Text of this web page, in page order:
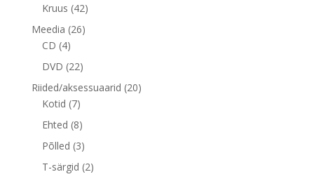
toodet
Kruus 4242
toodet
Meedia 2626
CD 44
toodet
DVD 2222
Riided/aksessuaarid 2020
Kotid 77
toodet
Ehted 88
toodet
Põlled 33
toodet
T-särgid 22